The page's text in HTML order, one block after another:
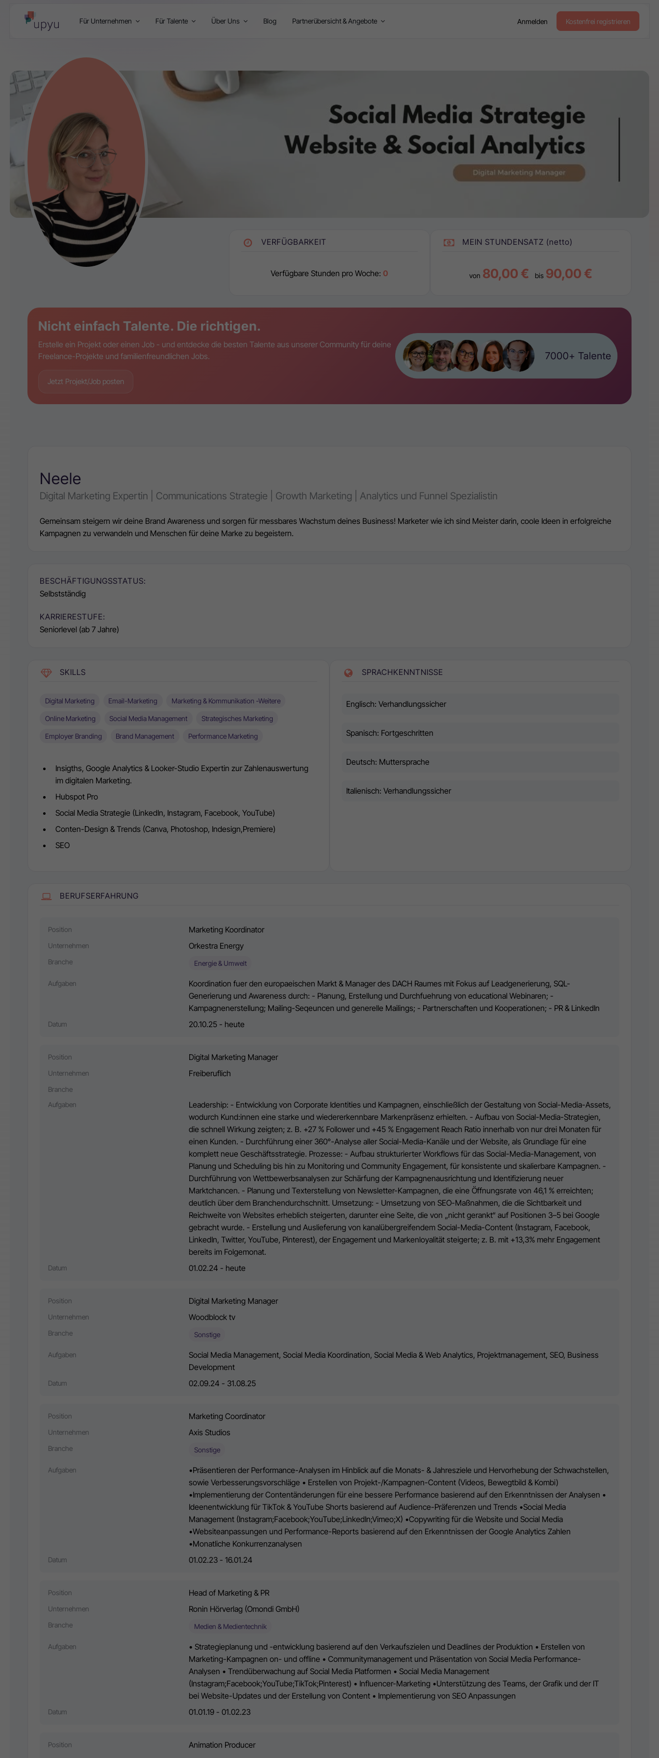
Für Unternehmen Für Talente Über Uns Blog Partnerübersicht & Angebote Anmelden Kostenfrei registrieren
VERFÜGBARKEIT
Verfügbare Stunden pro Woche:0
MEIN STUNDENSATZ (netto)
von 80,00 € bis 90,00 €
Nicht einfach Talente. Die richtigen.
Erstelle ein Projekt oder einen Job - und entdecke die besten Talente aus unserer Community für deine
Freelance-Projekte und familienfreundlichen Jobs.
Jetzt Projekt/Job posten
Neele
Digital Marketing Expertin | Communications Strategie | Growth Marketing | Analytics und Funnel Spezialistin
Gemeinsam steigern wir deine Brand Awareness und sorgen für messbares Wachstum deines Business! Marketer wie ich sind Meister darin, coole Ideen in erfolgreiche
Kampagnen zu verwandeln und Menschen für deine Marke zu begeistern.
BESCHÄFTIGUNGSSTATUS:
Selbstständig
KARRIERESTUFE:
Seniorlevel (ab 7 Jahre)
SKILLS
Digital Marketing Email-Marketing Marketing & Kommunikation -Weitere
Online Marketing Social Media Management Strategisches Marketing
Employer Branding Brand Management Performance Marketing
Insigths, Google Analytics & Looker-Studio Expertin zur Zahlenauswertung
im digitalen Marketing.
Hubspot Pro
Social Media Strategie (LinkedIn, Instagram, Facebook, YouTube)
Conten-Design & Trends (Canva, Photoshop, Indesign,Premiere)
SEO
SPRACHKENNTNISSE
Englisch: Verhandlungssicher
Spanisch: Fortgeschritten
Deutsch: Muttersprache
Italienisch: Verhandlungssicher
BERUFSERFAHRUNG
Position Marketing Koordinator
Unternehmen Orkestra Energy
Branche Energie & Umwelt
Aufgaben
Koordination fuer den europaeischen Markt & Manager des DACH Raumes mit Fokus auf Leadgenerierung, SQL-
Generierung und Awareness durch: - Planung, Erstellung und Durchfuehrung von educational Webinaren; -
Kampagnenerstellung; Mailing-Seqeuncen und generelle Mailings; - Partnerschaften und Kooperationen; - PR & LinkedIn
Datum 20.10.25 - heute
Position Digital Marketing Manager
Unternehmen Freiberuflich
Branche
Aufgaben
Leadership: - Entwicklung von Corporate Identities und Kampagnen, einschließlich der Gestaltung von Social-Media-Assets,
wodurch Kund:innen eine starke und wiedererkennbare Markenpräsenz erhielten. - Aufbau von Social-Media-Strategien,
die schnell Wirkung zeigten; z. B. +27 % Follower und +45 % Engagement Reach Ratio innerhalb von nur drei Monaten für
einen Kunden. - Durchführung einer 360°-Analyse aller Social-Media-Kanäle und der Website, als Grundlage für eine
komplett neue Geschäftsstrategie. Prozesse: - Aufbau strukturierter Workflows für das Social-Media-Management, von
Planung und Scheduling bis hin zu Monitoring und Community Engagement, für konsistente und skalierbare Kampagnen. -
Durchführung von Wettbewerbsanalysen zur Schärfung der Kampagnenausrichtung und Identifizierung neuer
Marktchancen. - Planung und Texterstellung von Newsletter-Kampagnen, die eine Öffnungsrate von 46,1 % erreichten;
deutlich über dem Branchendurchschnitt. Umsetzung: - Umsetzung von SEO-Maßnahmen, die die Sichtbarkeit und
Reichweite von Websites erheblich steigerten, darunter eine Seite, die von „nicht gerankt“ auf Positionen 3–5 bei Google
gebracht wurde. - Erstellung und Auslieferung von kanalübergreifendem Social-Media-Content (Instagram, Facebook,
LinkedIn, Twitter, YouTube, Pinterest), der Engagement und Markenloyalität steigerte; z. B. mit +13,3% mehr Engagement
bereits im Folgemonat.
Datum 01.02.24 - heute
Position Digital Marketing Manager
Unternehmen Woodblock tv
Branche Sonstige
Aufgaben
Social Media Management, Social Media Koordination, Social Media & Web Analytics, Projektmanagement, SEO, Business
Development
Datum 02.09.24 - 31.08.25
Position Marketing Coordinator
Unternehmen Axis Studios
Branche Sonstige
Aufgaben
•Präsentieren der Performance-Analysen im Hinblick auf die Monats- & Jahresziele und Hervorhebung der Schwachstellen,
sowie Verbesserungsvorschläge • Erstellen von Projekt-/Kampagnen-Content (Videos, Bewegtbild & Kombi)
•Implementierung der Contentänderungen für eine bessere Performance basierend auf den Erkenntnissen der Analysen •
Ideenentwicklung für TikTok & YouTube Shorts basierend auf Audience-Präferenzen und Trends •Social Media
Management (Instagram;Facebook;YouTube;LinkedIn;Vimeo;X) •Copywriting für die Website und Social Media
•Websiteanpassungen und Performance-Reports basierend auf den Erkenntnissen der Google Analytics Zahlen
•Monatliche Konkurrenzanalysen
Datum 01.02.23 - 16.01.24
Position Head of Marketing & PR
Unternehmen Ronin Hörverlag (Omondi GmbH)
Branche Medien & Medientechnik
Aufgaben
• Strategieplanung und -entwicklung basierend auf den Verkaufszielen und Deadlines der Produktion • Erstellen von
Marketing-Kampagnen on- und offline • Communitymanagement und Präsentation von Social Media Performance-
Analysen • Trendüberwachung auf Social Media Platformen • Social Media Management
(Instagram;Facebook;YouTube;TikTok;Pinterest) • Influencer-Marketing •Unterstützung des Teams, der Grafik und der IT
bei Website-Updates und der Erstellung von Content • Implementierung von SEO Anpassungen
Datum 01.01.19 - 01.02.23
Position Animation Producer